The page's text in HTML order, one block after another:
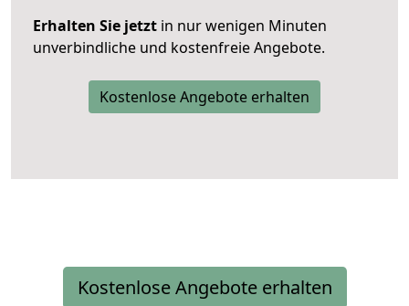
Erhalten Sie jetzt in nur wenigen Minuten
unverbindliche und kostenfreie Angebote.
Kostenlose Angebote erhalten
Kostenlose Angebote erhalten